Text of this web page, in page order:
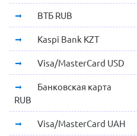
ВТБ RUB
Kaspi Bank KZT
Visa/MasterCard USD
Банковская карта
RUB
Visa/MasterCard UAH